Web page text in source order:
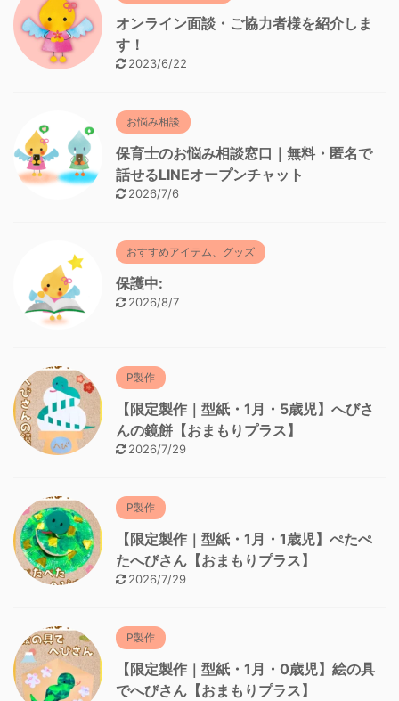
オンライン面談・ご協力者様を紹介しま
す！
2023/6/22
お悩み相談
保育士のお悩み相談窓口｜無料・匿名で
話せるLINEオープンチャット
2026/7/6
おすすめアイテム、グッズ
保護中:
2026/8/7
P製作
【限定製作｜型紙・1月・5歳児】へびさ
んの鏡餅【おまもりプラス】
2026/7/29
P製作
【限定製作｜型紙・1月・1歳児】ぺたぺ
たへびさん【おまもりプラス】
2026/7/29
P製作
【限定製作｜型紙・1月・0歳児】絵の具
でへびさん【おまもりプラス】